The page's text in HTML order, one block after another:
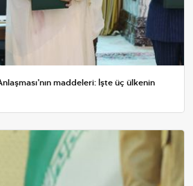
maddeleri: İşte üç ülkenin